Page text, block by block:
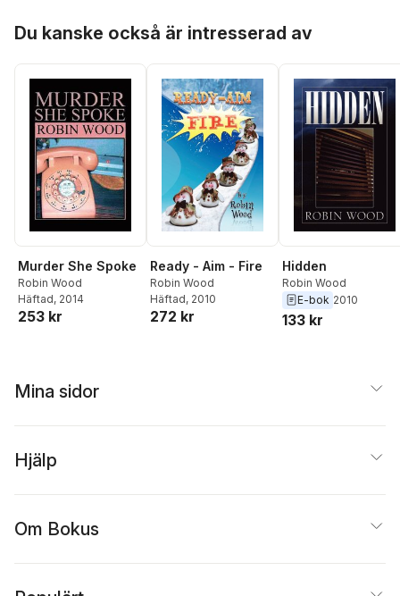
Du kanske också är intresserad av
Murder She Spoke
Robin Wood
Häftad, 2014
253 kr
Ready - Aim - Fire
Robin Wood
Häftad, 2010
272 kr
Hidden
Robin Wood
E-bok 2010
133 kr
Mina sidor
Hjälp
Om Bokus